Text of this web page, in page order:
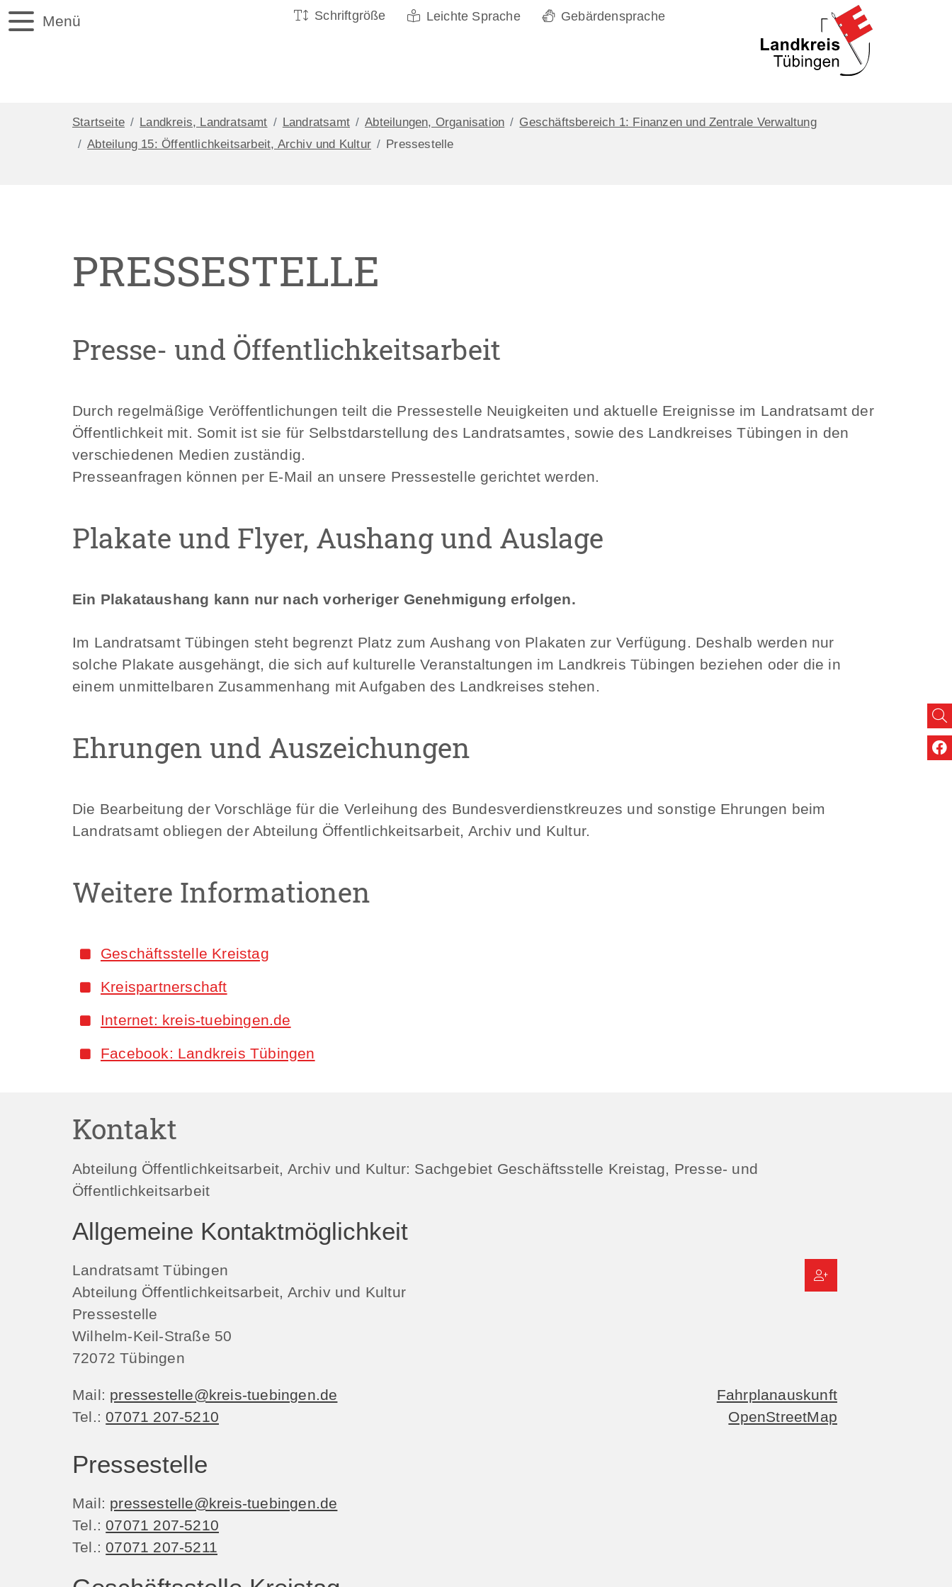
Menü Schriftgröße Leichte Sprache Gebärdensprache
Startseite Landkreis, Landratsamt Landratsamt Abteilungen, Organisation
Geschäftsbereich 1: Finanzen und Zentrale Verwaltung
Abteilung 15: Öffentlichkeitsarbeit, Archiv und Kultur
Pressestelle
PRESSESTELLE
Presse- und Öffentlichkeitsarbeit
Durch regelmäßige Veröffentlichungen teilt die Pressestelle Neuigkeiten und aktuelle Ereignisse im Landratsamt der
Öffentlichkeit mit. Somit ist sie für Selbstdarstellung des Landratsamtes, sowie des Landkreises Tübingen in den
verschiedenen Medien zuständig.
Presseanfragen können per E-Mail an unsere Pressestelle gerichtet werden.
Plakate und Flyer, Aushang und Auslage
Ein Plakataushang kann nur nach vorheriger Genehmigung erfolgen.
Im Landratsamt Tübingen steht begrenzt Platz zum Aushang von Plakaten zur Verfügung. Deshalb werden nur
solche Plakate ausgehängt, die sich auf kulturelle Veranstaltungen im Landkreis Tübingen beziehen oder die in
einem unmittelbaren Zusammenhang mit Aufgaben des Landkreises stehen.
Ehrungen und Auszeichungen
Die Bearbeitung der Vorschläge für die Verleihung des Bundesverdienstkreuzes und sonstige Ehrungen beim
Landratsamt obliegen der Abteilung Öffentlichkeitsarbeit, Archiv und Kultur.
Weitere Informationen
Geschäftsstelle Kreistag
Kreispartnerschaft
Internet: kreis-tuebingen.de
Facebook: Landkreis Tübingen
Kontakt
Abteilung Öffentlichkeitsarbeit, Archiv und Kultur: Sachgebiet Geschäftsstelle Kreistag, Presse- und
Öffentlichkeitsarbeit
Allgemeine Kontaktmöglichkeit
Landratsamt Tübingen
Abteilung Öffentlichkeitsarbeit, Archiv und Kultur
Pressestelle
Wilhelm-Keil-Straße 50
72072 Tübingen
Fahrplanauskunft
OpenStreetMap
Mail: pressestelle@kreis-tuebingen.de
Tel.: 07071 207-5210
Pressestelle
Mail: pressestelle@kreis-tuebingen.de
Tel.:07071 207-5210
Tel.:07071 207-5211